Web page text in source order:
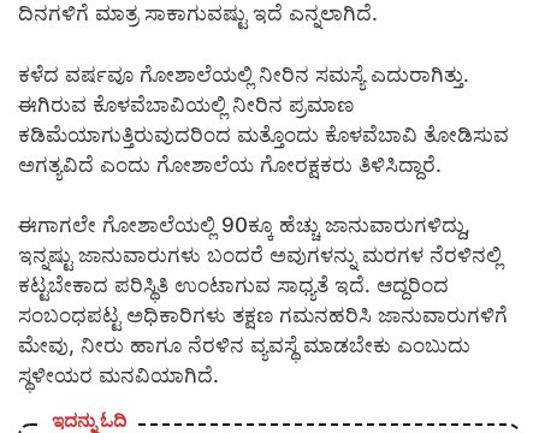
ದಿನಗಳಿಗೆ ಮಾತ್ರ ಸಾಕಾಗುವಷ್ಟು ಇದೆ ಎನ್ನಲಾಗಿದೆ.
ಕಳೆದ ವರ್ಷವೂ ಗೋಶಾಲೆಯಲ್ಲಿ ನೀರಿನ ಸಮಸ್ಯೆ ಎದುರಾಗಿತ್ತು.
ಈಗಿರುವ ಕೊಳವೆಬಾವಿಯಲ್ಲಿ ನೀರಿನ ಪ್ರಮಾಣ
ಕಡಿಮೆಯಾಗುತ್ತಿರುವುದರಿಂದ ಮತ್ತೊಂದು ಕೊಳವೆಬಾವಿ ತೋಡಿಸುವ
ಅಗತ್ಯವಿದೆ ಎಂದು ಗೋಶಾಲೆಯ ಗೋರಕ್ಷಕರು ತಿಳಿಸಿದ್ದಾರೆ.
ಈಗಾಗಲೇ ಗೋಶಾಲೆಯಲ್ಲಿ 90ಕ್ಕೂ ಹೆಚ್ಚು ಜಾನುವಾರುಗಳಿದ್ದು,
ಇನ್ನಷ್ಟು ಜಾನುವಾರುಗಳು ಬಂದರೆ ಅವುಗಳನ್ನು ಮರಗಳ ನೆರಳಿನಲ್ಲಿ
ಕಟ್ಟಬೇಕಾದ ಪರಿಸ್ಥಿತಿ ಉಂಟಾಗುವ ಸಾಧ್ಯತೆ ಇದೆ. ಆದ್ದರಿಂದ
ಸಂಬಂಧಪಟ್ಟ ಅಧಿಕಾರಿಗಳು ತಕ್ಷಣ ಗಮನಹರಿಸಿ ಜಾನುವಾರುಗಳಿಗೆ
ಮೇವು, ನೀರು ಹಾಗೂ ನೆರಳಿನ ವ್ಯವಸ್ಥೆ ಮಾಡಬೇಕು ಎಂಬುದು
ಸ್ಥಳೀಯರ ಮನವಿಯಾಗಿದೆ.
ಇದನ್ನು ಓದಿ